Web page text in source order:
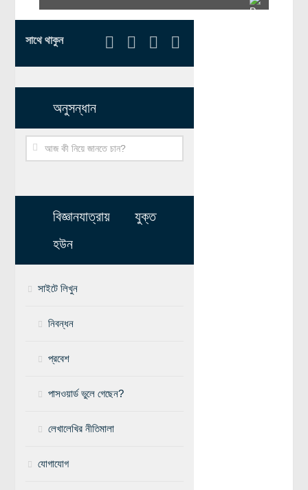
সাথে থাকুন
অনুসন্ধান
বিজ্ঞানযাত্রায় যুক্ত
হউন
সাইটে লিখুন
নিবন্ধন
প্রবেশ
পাসওয়ার্ড ভুলে গেছেন?
লেখালেখির নীতিমালা
যোগাযোগ